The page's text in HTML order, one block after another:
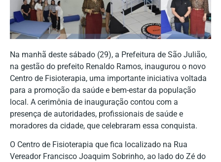
Na manhã deste sábado (29), a Prefeitura de São Julião,
na gestão do prefeito Renaldo Ramos, inaugurou o novo
Centro de Fisioterapia, uma importante iniciativa voltada
para a promoção da saúde e bem-estar da população
local. A cerimônia de inauguração contou com a
presença de autoridades, profissionais de saúde e
moradores da cidade, que celebraram essa conquista.
O Centro de Fisioterapia que fica localizado na Rua
Vereador Francisco Joaquim Sobrinho, ao lado do Zé do